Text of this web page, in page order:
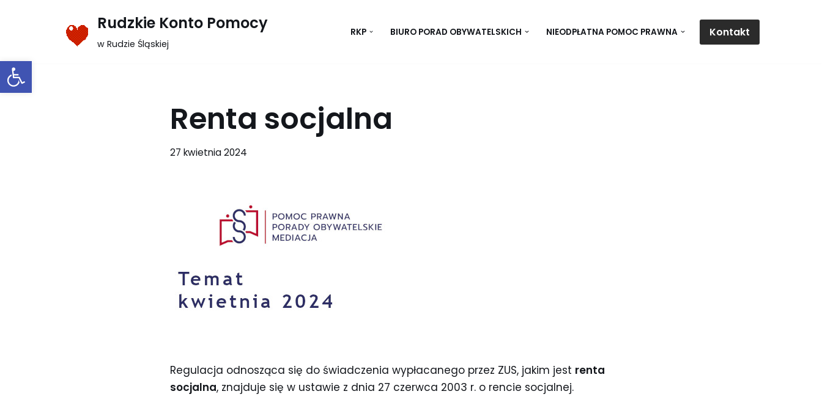
Otwórz pasek narzędzi
treści
Rudzkie Konto Pomocy
w Rudzie Śląskiej
RKP BIURO PORAD OBYWATELSKICH NIEODPŁATNA POMOC PRAWNA Kontakt
Renta socjalna
27 kwietnia 2024
Regulacja odnosząca się do świadczenia wypłacanego przez ZUS, jakim jest renta
socjalna, znajduje się w ustawie z dnia 27 czerwca 2003 r. o rencie socjalnej.